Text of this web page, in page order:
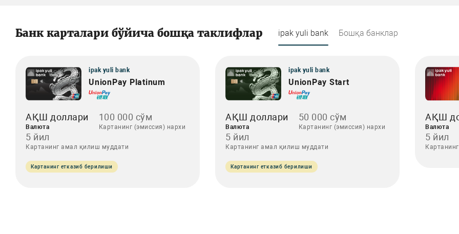
Банк карталари бўйича бошқа таклифлар ipak yuli bank Бошқа банклар
ipak yuli bank
UnionPay Platinum
АҚШ доллари
Валюта
100 000 сўм
Картанинг (эмиссия) нархи
5 йил
Картанинг амал қилиш муддати
Картанинг етказиб берилиши
ipak yuli bank
UnionPay Start
АҚШ доллари
Валюта
50 000 сўм
Картанинг (эмиссия) нархи
5 йил
Картанинг амал қилиш муддати
Картанинг етказиб берилиши
АҚШ
Валюта
5 йил